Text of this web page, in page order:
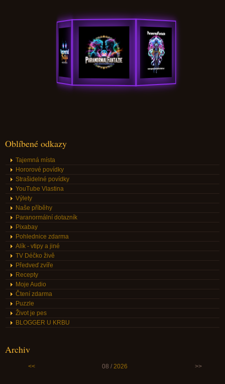
Oblíbené odkazy
Tajemná místa
Hororové povídky
Strašidelné povídky
YouTube Vlastina
Výlety
Naše příběhy
Paranormální dotazník
Pixabay
Pohlednice zdarma
Alík - vtipy a jiné
TV Déčko živě
Předveď zvíře
Recepty
Moje Audio
Čtení zdarma
Puzzle
Život je pes
BLOGGER U KRBU
Archiv
<< 08 / 2026 >>